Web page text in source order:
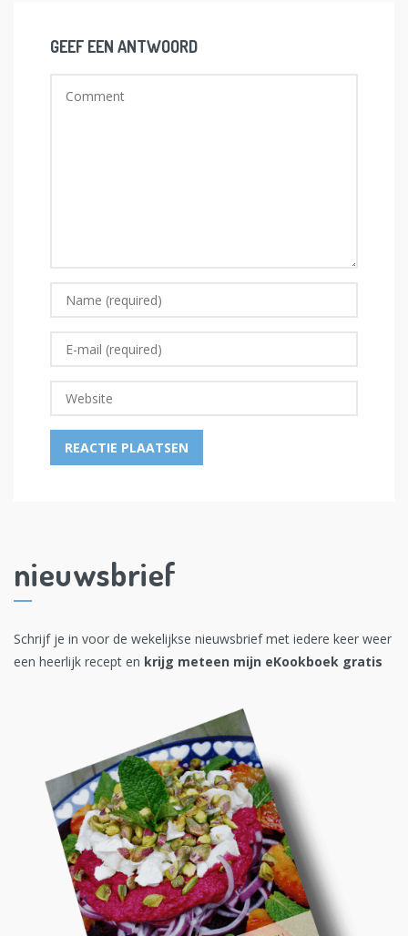
GEEF EEN ANTWOORD
nieuwsbrief
Schrijf je in voor de wekelijkse nieuwsbrief met iedere keer weer
een heerlijk recept en krijg meteen mijn eKookboek gratis